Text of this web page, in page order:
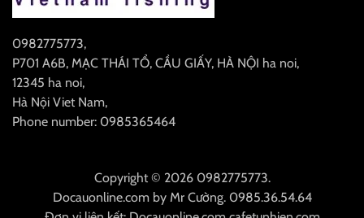
0982775773,
P701 A6B, MẠC THÁI TỔ, CẦU GIẤY, HÀ NỘI ha noi,
12345 ha noi,
Hà Nội Viet Nam,
Phone number: 0985365464
Copyright © 2026 0982775773.
Docauonline.comby Mr Cường. 0985.36.54.64